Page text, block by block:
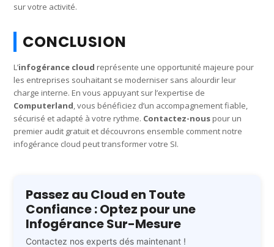
sur votre activité.
CONCLUSION
L’infogérance cloud représente une opportunité majeure pour
les entreprises souhaitant se moderniser sans alourdir leur
charge interne. En vous appuyant sur l’expertise de
Computerland , vous bénéficiez d’un accompagnement fiable,
sécurisé et adapté à votre rythme. Contactez-nous pour un
premier audit gratuit et découvrons ensemble comment notre
infogérance cloud peut transformer votre SI.
Passez au Cloud en Toute
Confiance : Optez pour une
Infogérance Sur-Mesure
Contactez nos experts dés maintenant !